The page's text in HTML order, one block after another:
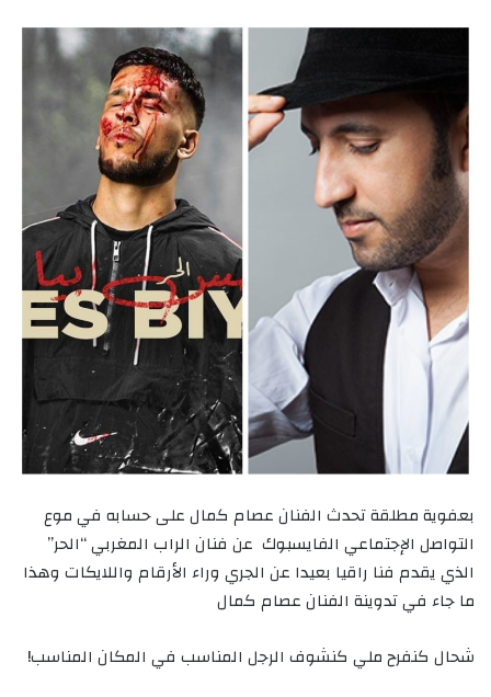
بعفوية مطلقة تحدث الفنان عصام كمال على حسابه في موع
التواصل الإجتماعي الفايسبوك عن فنان الراب المغربي “الحر”
الذي يقدم فنا راقيا بعيدا عن الجري وراء الأرقام واللايكات وهذا
ما جاء في تدوينة الفنان عصام كمال
شحال كنفرح ملي كنشوف الرجل المناسب في المكان المناسب!